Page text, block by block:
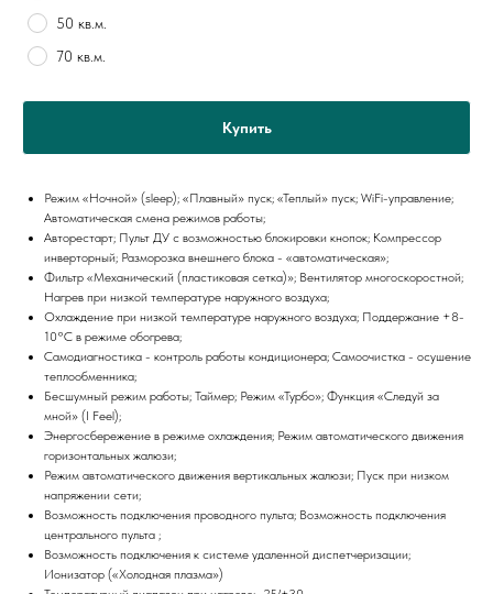
50 кв.м.
70 кв.м.
Купить
Режим «Ночной» (sleep); «Плавный» пуск; «Теплый» пуск; WiFi-управление;
Автоматическая смена режимов работы;
Авторестарт; Пульт ДУ с возможностью блокировки кнопок; Компрессор
инверторный; Разморозка внешнего блока - «автоматическая»;
Фильтр «Механический (пластиковая сетка)»; Вентилятор многоскоростной;
Нагрев при низкой температуре наружного воздуха;
Охлаждение при низкой температуре наружного воздуха; Поддержание +8-
10°С в режиме обогрева;
Самодиагностика - контроль работы кондиционера; Самоочистка - осушение
теплообменника;
Бесшумный режим работы; Таймер; Режим «Турбо»; Функция «Следуй за
мной» (I Feel);
Энергосбережение в режиме охлаждения; Режим автоматического движения
горизонтальных жалюзи;
Режим автоматического движения вертикальных жалюзи; Пуск при низком
напряжении сети;
Возможность подключения проводного пульта; Возможность подключения
центрального пульта ;
Возможность подключения к системе удаленной диспетчеризации;
Ионизатор («Холодная плазма»)